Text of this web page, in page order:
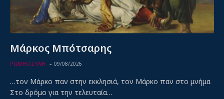
Μάρκος Μπότσαρης
ΡΩΜΗΟΣΥΝΗ 09/08/2026
…τον Μάρκο παν στην εκκλησιά, τον Μάρκο παν στο μνήμα
Στο δρόμο για την τελευταία…